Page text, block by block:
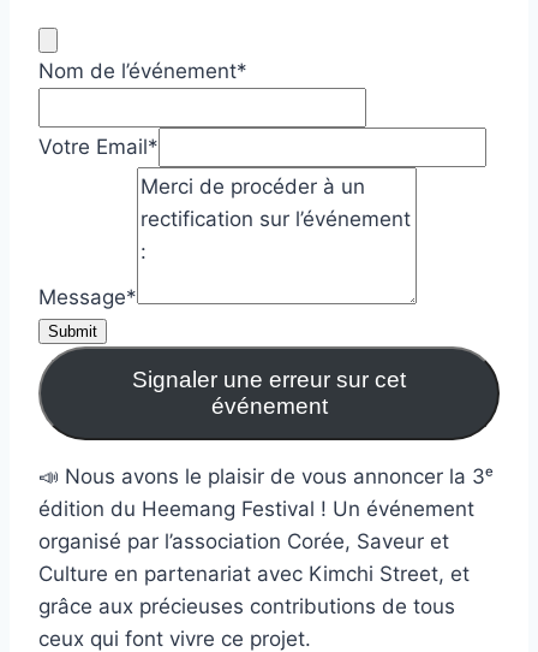
Nom de l’événement*
Votre Email*
Message*
Submit
Signaler une erreur sur cet
événement
📣 Nous avons le plaisir de vous annoncer la 3ᵉ
édition du Heemang Festival ! Un événement
organisé par l’association Corée, Saveur et
Culture en partenariat avec Kimchi Street, et
grâce aux précieuses contributions de tous
ceux qui font vivre ce projet.